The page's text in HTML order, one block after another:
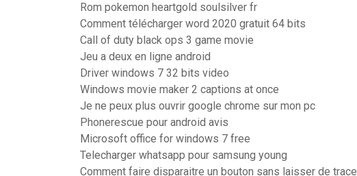
Rom pokemon heartgold soulsilver fr
Comment télécharger word 2020 gratuit 64 bits
Call of duty black ops 3 game movie
Jeu a deux en ligne android
Driver windows 7 32 bits video
Windows movie maker 2 captions at once
Je ne peux plus ouvrir google chrome sur mon pc
Phonerescue pour android avis
Microsoft office for windows 7 free
Telecharger whatsapp pour samsung young
Comment faire disparaitre un bouton sans laisser de trace